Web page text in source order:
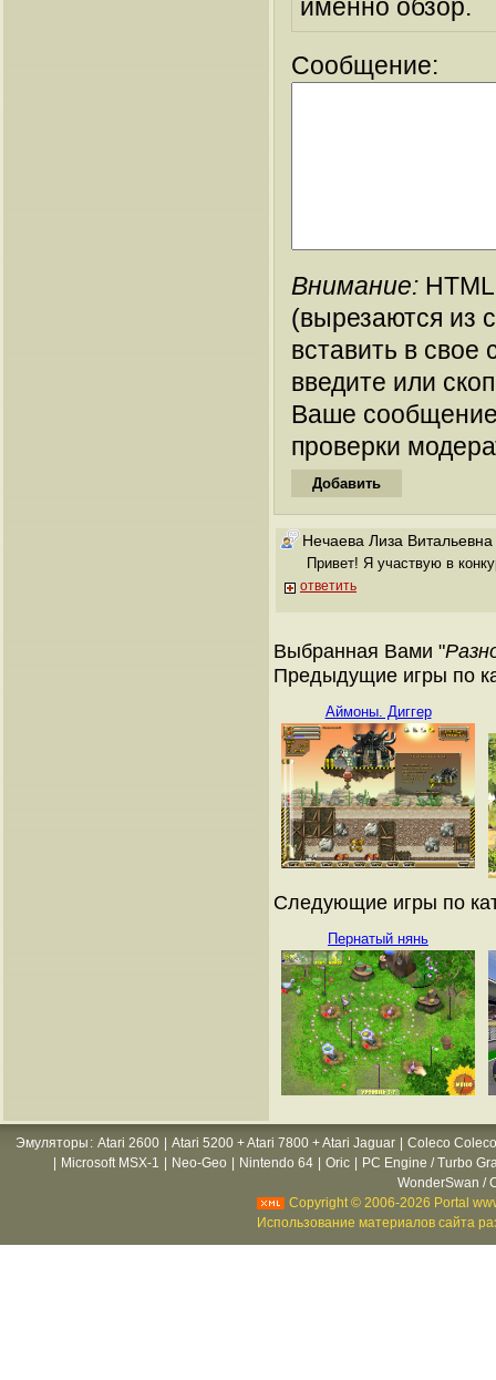
именно обзор.
Сообщение:
Внимание:
(вырезаются из
вставить в
введите или
Ваше
проверки
Нечаева Лиза Витальевна
Привет! Я участвую в
ответить
Выбранная Вами "
Предыдущие игры по
Аймоны. Диггер
Следующие игры по
Пернатый нянь
Эмуляторы : Atari 2600 Atari 5200 + Atari 7800 + Atari Jaguar
Coleco
Microsoft MSX-1 Neo-Geo Nintendo 64 Oric
PC Engine / Turbo
WonderSwan /
Copyright © 2006-2026 Portal
Использование материалов сайта